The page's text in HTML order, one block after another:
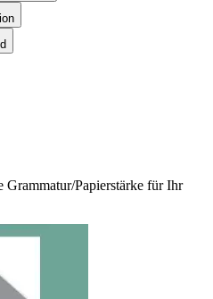
Grammatur/Papierstärke für Ihr